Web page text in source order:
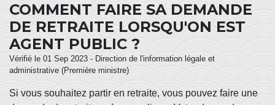
COMMENT FAIRE SA DEMANDE
DE RETRAITE LORSQU'ON EST
AGENT PUBLIC ?
Vérifié le 01 Sep 2023 - Direction de l'information légale et
administrative (Première ministre)
Si vous souhaitez partir en retraite, vous pouvez faire une